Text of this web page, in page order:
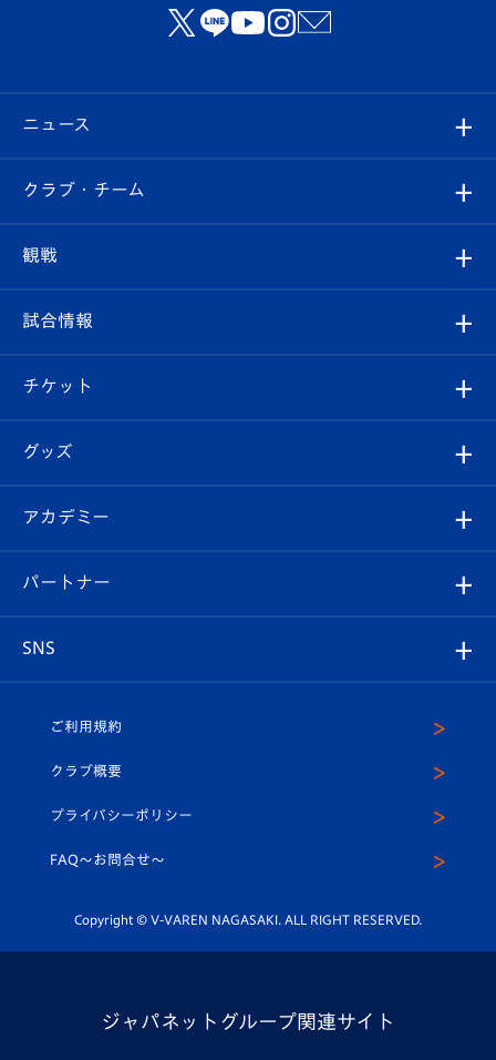
ニュース
すべて
クラブ
試合情報
チケット
イベント
メディア
ホームタウン
クラブ・チーム
クラブ概要
エンブレム紹介
スタッフプロフィール
マスコット紹介
平和祈念活動
ホームタウン活動
観戦
観戦ルール
はじめての観戦ガイド
Revive Team
ヴィヴィくんの長崎おもてなしガイド
試合情報
試合日程/結果
フォトギャラリー
スタジアムグルメ
チケット
チケット
V-LOVERS（ファンクラブ）
プレイヤーズスイート
グッズ
オンラインショップ
店舗情報
アカデミー
育成からのお知らせ
U-18
スクール
パートナー
SNS
ヴィヴィくんインスタグラム
公式LINE＠
ご利用規約
クラブ概要
プライバシーポリシー
FAQ〜お問合せ〜
Copyright © V-VAREN NAGASAKI. ALL RIGHT RESERVED.
ジャパネットグループ関連サイト